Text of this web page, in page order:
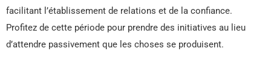
facilitant l’établissement de relations et de la confiance.
Profitez de cette période pour prendre des initiatives au lieu
d’attendre passivement que les choses se produisent.